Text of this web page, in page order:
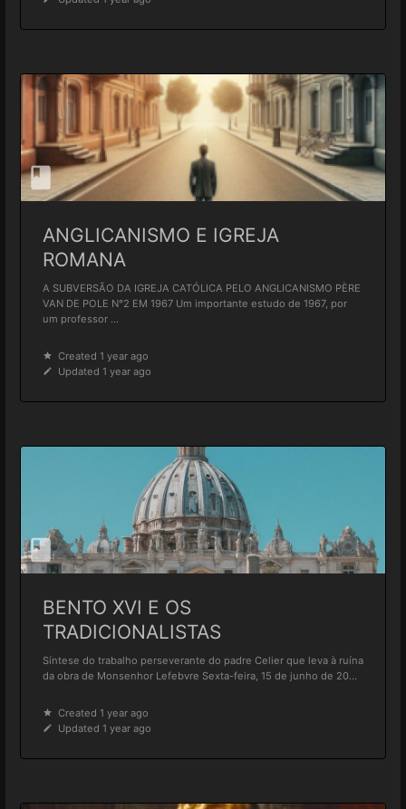
ANGLICANISMO E IGREJA
ROMANA
A SUBVERSÃO DA IGREJA CATÓLICA PELO ANGLICANISMO PÈRE
VAN DE POLE N°2 EM 1967 Um importante estudo de 1967, por
um professor ...
Created 1 year ago
Updated 1 year ago
BENTO XVI E OS
TRADICIONALISTAS
Síntese do trabalho perseverante do padre Celier que leva à ruína
da obra de Monsenhor Lefebvre Sexta-feira, 15 de junho de 20...
Created 1 year ago
Updated 1 year ago